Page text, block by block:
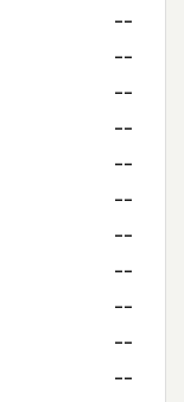
--
--
--
--
--
--
--
--
--
--
--